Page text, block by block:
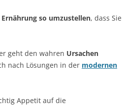
Ernährung so umzustellen, dass Sie
geht den wahren Ursachen
nach Lösungen in der modernen
Appetit auf die